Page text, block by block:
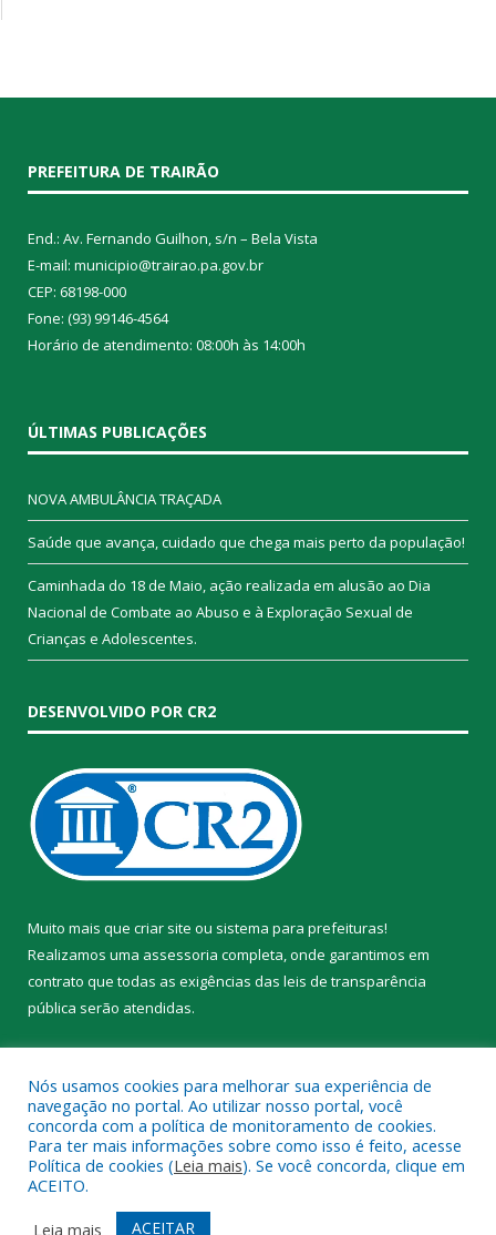
PREFEITURA DE TRAIRÃO
End.: Av. Fernando Guilhon, s/n – Bela Vista
E-mail: municipio@trairao.pa.gov.br
CEP: 68198-000
Fone: (93) 99146-4564
Horário de atendimento: 08:00h às 14:00h
ÚLTIMAS PUBLICAÇÕES
NOVA AMBULÂNCIA TRAÇADA
Saúde que avança, cuidado que chega mais perto da população!
Caminhada do 18 de Maio, ação realizada em alusão ao Dia
Nacional de Combate ao Abuso e à Exploração Sexual de
Crianças e Adolescentes.
DESENVOLVIDO POR CR2
Muito mais que criar site ou sistema para prefeituras!
Realizamos uma assessoria completa, onde garantimos em
contrato que todas as exigências das leis de transparência
pública serão atendidas.
Todos os direitos reservados a Prefeitura Municipal de Trairão.
Mapa do Site Acessar Área Administrativa
Nós usamos cookies para melhorar sua experiência de
navegação no portal. Ao utilizar nosso portal, você
concorda com a política de monitoramento de cookies.
Para ter mais informações sobre como isso é feito, acesse
Política de cookies (Leia mais). Se você concorda, clique em
ACEITO.
Leia mais
ACEITAR